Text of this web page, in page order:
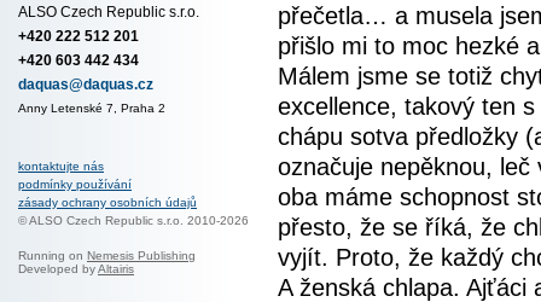
ALSO Czech Republic s.r.o.
+420 222 512 201
+420 603 442 434
daquas@daquas.cz
Anny Letenské 7, Praha 2
kontaktujte nás
podmínky používání
zásady ochrany osobních údajů
© ALSO Czech Republic s.r.o. 2010-2026
Running on Nemesis Publishing
Developed byAltairis
přečetla… a musela
přišlo mi to moc hezké
Málem jsme se totiž
excellence, takový ten
chápu sotva předložky
označuje nepěknou,
oba máme schopnost
přesto, že se říká, že
vyjít. Proto, že každý
A ženská chlapa. Ajťáci